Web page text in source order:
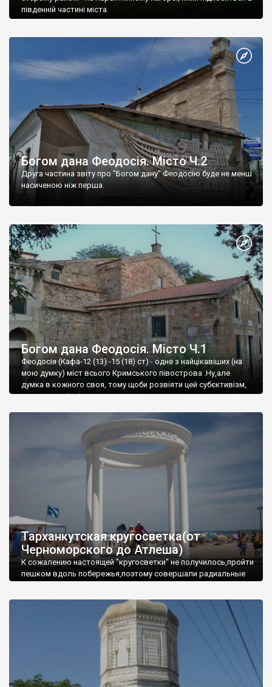
південній частині міста.
Богом дана Феодосія. Місто Ч.2
Друга частина звіту про "Богом дану" Феодосію буде не менш
насиченою ніж перша.
Богом дана Феодосія. Місто Ч.1
Феодосія (Кафа-12 (13) -15 (18) ст) - одне з найцікавіших (на
мою думку) міст всього Кримського півострова .Ну,але
думка в кожного своя, тому щоби розвіяти цей субєктивізм,
запрошую відвідати це
Тарханкутская кругосветка(от
Черноморского до Атлеша)
К сожалению настоящей "кругосветки" не получилось,пройти
пешком вдоль побережья,поэтому совершали радиальные